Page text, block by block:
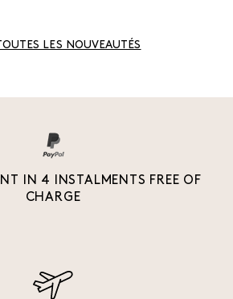
LES NOUVEAUTÉS
IN 4 INSTALMENTS FREE OF
CHARGE